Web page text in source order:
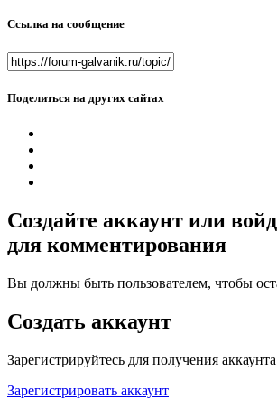
Ссылка на сообщение
Поделиться на других сайтах
Создайте аккаунт или
для комментирования
Вы должны быть пользователем, чтобы
Создать аккаунт
Зарегистрируйтесь для получения
Зарегистрировать аккаунт